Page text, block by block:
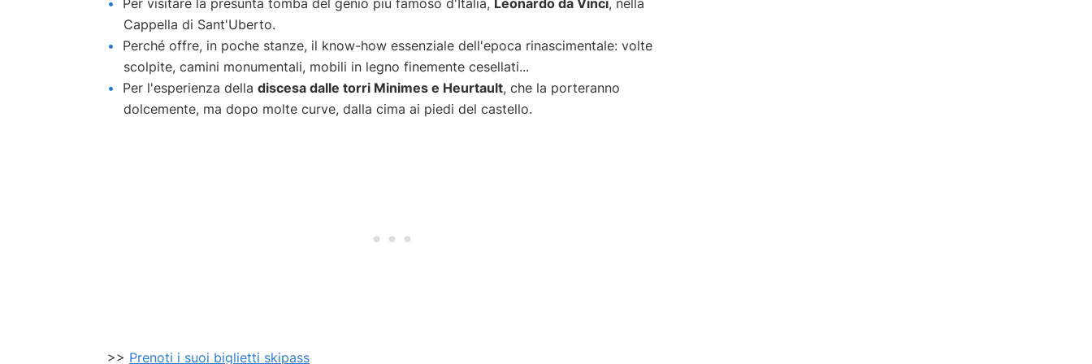
Cappella di Sant'Uberto.
Perché offre, in poche stanze, il know-how essenziale dell'epoca rinascimentale: volte
scolpite, camini monumentali, mobili in legno finemente cesellati...
Per l'esperienza della discesa dalle torri Minimes e Heurtault, che la porteranno
dolcemente, ma dopo molte curve, dalla cima ai piedi del castello.
>> Prenoti i suoi biglietti skipass